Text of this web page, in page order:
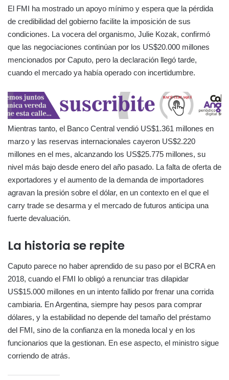
El FMI ha mostrado un apoyo mínimo y espera que la pérdida
de credibilidad del gobierno facilite la imposición de sus
condiciones. La vocera del organismo, Julie Kozak, confirmó
que las negociaciones continúan por los US$20.000 millones
mencionados por Caputo, pero la declaración llegó tarde,
cuando el mercado ya había operado con incertidumbre.
Mientras tanto, el Banco Central vendió US$1.361 millones en
marzo y las reservas internacionales cayeron US$2.220
millones en el mes, alcanzando los US$25.775 millones, su
nivel más bajo desde enero del año pasado. La falta de oferta de
exportadores y el aumento de la demanda de importadores
agravan la presión sobre el dólar, en un contexto en el que el
carry trade se desarma y el mercado de futuros anticipa una
fuerte devaluación.
La historia se repite
Caputo parece no haber aprendido de su paso por el BCRA en
2018, cuando el FMI lo obligó a renunciar tras dilapidar
US$15.000 millones en un intento fallido por frenar una corrida
cambiaria. En Argentina, siempre hay pesos para comprar
dólares, y la estabilidad no depende del tamaño del préstamo
del FMI, sino de la confianza en la moneda local y en los
funcionarios que la gestionan. En ese aspecto, el ministro sigue
corriendo de atrás.